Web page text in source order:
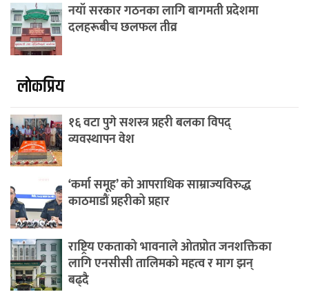
नयाँ सरकार गठनका लागि बागमती प्रदेशमा
दलहरूबीच छलफल तीव्र
लाेकप्रिय
१६ वटा पुगे सशस्त्र प्रहरी बलका विपद्
व्यवस्थापन वेश
‘कर्मा समूह’ को आपराधिक साम्राज्यविरुद्ध
काठमाडौं प्रहरीको प्रहार
राष्ट्रिय एकताको भावनाले ओतप्रोत जनशक्तिका
लागि एनसीसी तालिमको महत्व र माग झन्
बढ्दै